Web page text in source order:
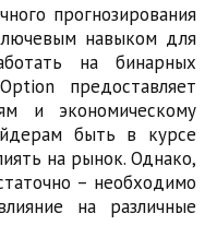
прогнозирования
навыком для
на бинарных
предоставляет
и экономическому
быть в курсе
на рынок. Однако,
– необходимо
на различные